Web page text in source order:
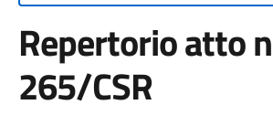
Repertorio atto
265/CSR